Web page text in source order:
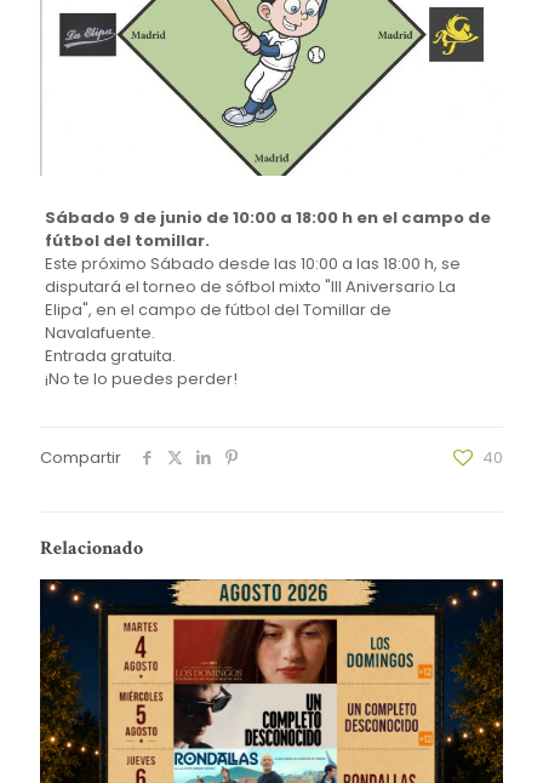
Sábado 9 de junio de 10:00 a 18:00 h en el campo de
fútbol del tomillar.
Este próximo Sábado desde las 10:00 a las 18:00 h, se
disputará el torneo de sófbol mixto "III Aniversario La
Elipa", en el campo de fútbol del Tomillar de
Navalafuente.
Entrada gratuita.
¡No te lo puedes perder!
Compartir 40
Relacionado